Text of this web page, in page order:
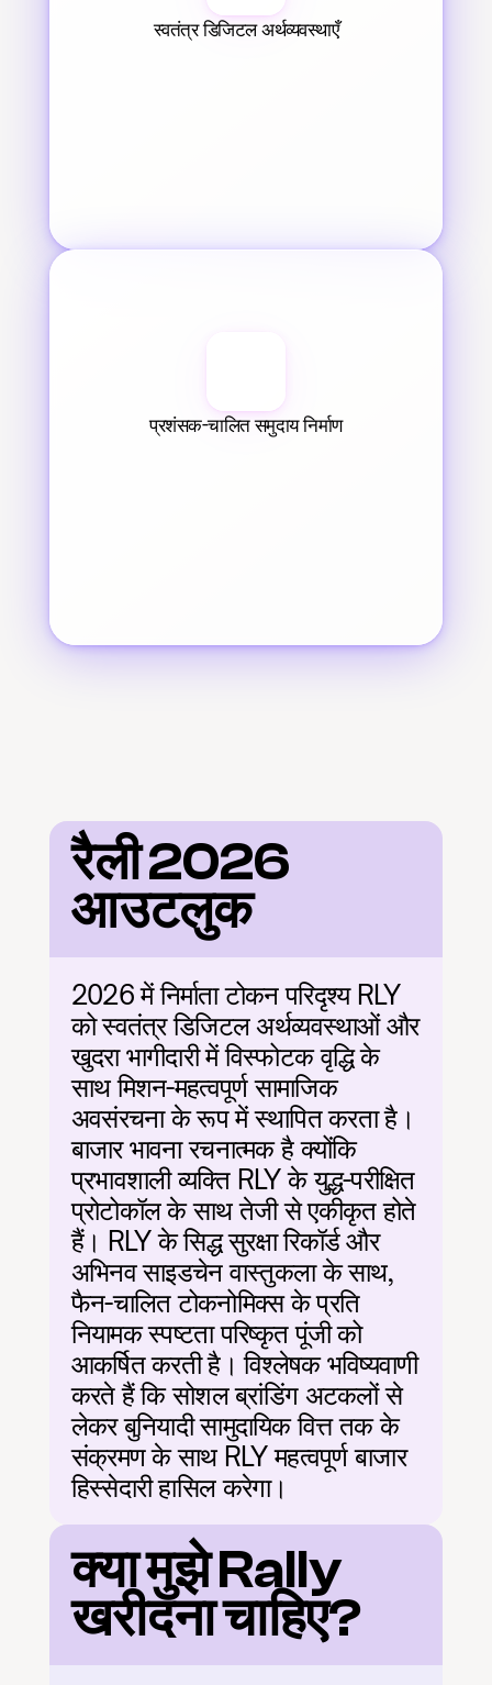
स्वतंत्र डिजिटल अर्थव्यवस्थाएँ
प्रशंसक-चालित समुदाय निर्माण
रैली 2026
आउटलुक
2026 में निर्माता टोकन परिदृश्य RLY
को स्वतंत्र डिजिटल अर्थव्यवस्थाओं और
खुदरा भागीदारी में विस्फोटक वृद्धि के
साथ मिशन-महत्वपूर्ण सामाजिक
अवसंरचना के रूप में स्थापित करता है।
बाजार भावना रचनात्मक है क्योंकि
प्रभावशाली व्यक्ति RLY के युद्ध-परीक्षित
प्रोटोकॉल के साथ तेजी से एकीकृत होते
हैं। RLY के सिद्ध सुरक्षा रिकॉर्ड और
अभिनव साइडचेन वास्तुकला के साथ,
फैन-चालित टोकनोमिक्स के प्रति
नियामक स्पष्टता परिष्कृत पूंजी को
आकर्षित करती है। विश्लेषक भविष्यवाणी
करते हैं कि सोशल ब्रांडिंग अटकलों से
लेकर बुनियादी सामुदायिक वित्त तक के
संक्रमण के साथ RLY महत्वपूर्ण बाजार
हिस्सेदारी हासिल करेगा।
क्या मुझे Rally
खरीदना चाहिए?